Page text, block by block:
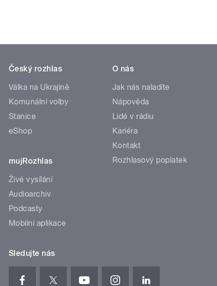
Český rozhlas
Válka na Ukrajině
Komunální volby
Stanice
eShop
mujRozhlas
Živé vysílání
Audioarchiv
Podcasty
Mobilní aplikace
O nás
Jak nás naladíte
Nápověda
Lidé v rádiu
Kariéra
Kontakt
Rozhlasový poplatek
Sledujte nás